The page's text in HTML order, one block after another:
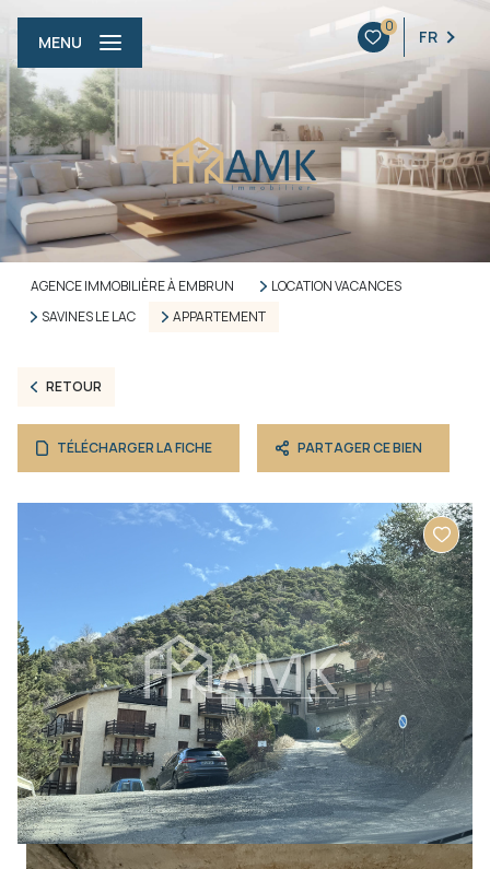
0
FR
MENU
AGENCE IMMOBILIÈRE À EMBRUN
LOCATION VACANCES
SAVINES LE LAC
APPARTEMENT
RETOUR
TÉLÉCHARGER LA FICHE PARTAGER CE BIEN